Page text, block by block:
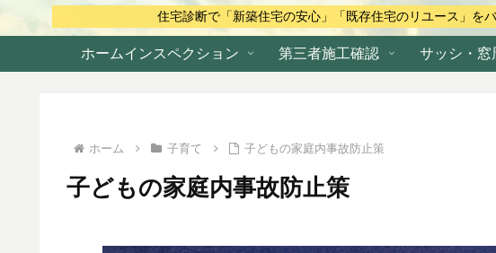
住宅診断で「新築住宅の安心」「既存住宅のリユース」を
ホームインスペクション 第三者施工確認 サッシ・窓
ホーム 子育て 子どもの家庭内事故防止策
子どもの家庭内事故防止策